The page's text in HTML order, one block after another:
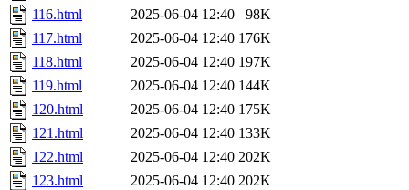
116.html
2025-06-04 12:40
98K
117.html
2025-06-04 12:40 176K
118.html
2025-06-04 12:40 197K
119.html
2025-06-04 12:40 144K
120.html
2025-06-04 12:40 175K
121.html
2025-06-04 12:40 133K
122.html
2025-06-04 12:40 202K
123.html
2025-06-04 12:40 202K